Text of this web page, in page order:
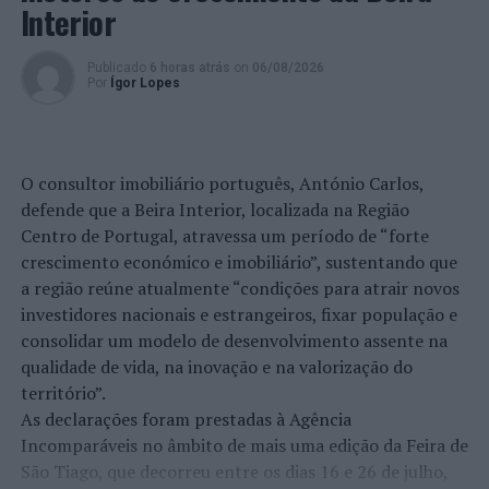
jovem a uma pessoa singular ou a uma família, visando a
integração em meio familiar e a prestação de cuidados
adequados às suas necessidades e bem-estar e a
educação necessária ao desenvolvimento integral.
em termos de atividades, nomeadamente, as
comemorações do Dia do Idoso, ocorrida a 30 de
setembro, que reuniu mais de 800 pessoas, e do Dia
Internacional do Voluntário, a 5 de dezembro.
A terminar o Plenário, a vereadora da Câmara de Anadia,
com Pelouro da Ação Social, Jennifer Pereira, anunciou
que a assunção das competências da Ação Social pelo
Município de Anadia, que deveria ocorrer no início de
janeiro de 2023, foi, entretanto, adiada para o início do
mês de abril, pelo que a autarquia não irá, no início do
ano, assumir a delegação de competências nesta área. A
Interior
Publicado 6 horas atrás on 06/08/2026
Por
Ígor Lopes
O consultor imobiliário português, António Carlos,
defende que a Beira Interior, localizada na Região
Centro de Portugal, atravessa um período de “forte
crescimento económico e imobiliário”, sustentando que
a região reúne atualmente “condições para atrair novos
investidores nacionais e estrangeiros, fixar população e
consolidar um modelo de desenvolvimento assente na
qualidade de vida, na inovação e na valorização do
território”.
As declarações foram prestadas à Agência
Incomparáveis no âmbito de mais uma edição da Feira de
São Tiago, que decorreu entre os dias 16 e 26 de julho,